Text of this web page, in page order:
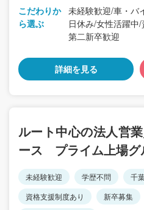
こだわりか
ら選ぶ
未経験歓迎/車・バ
日休み/女性活躍中
第二新卒歓迎
詳細を見る
ルート中心の法人営
ース プライム上場グ
未経験歓迎 学歴不問 千
資格支援制度あり
新卒募集